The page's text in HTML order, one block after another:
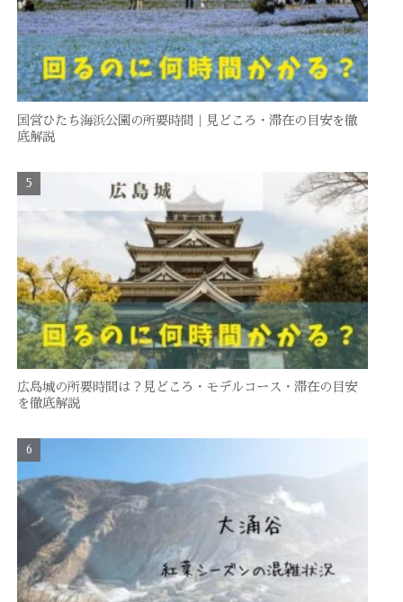
国営ひたち海浜公園の所要時間｜見どころ・滞在の目安を徹
底解説
広島城の所要時間は？見どころ・モデルコース・滞在の目安
を徹底解説